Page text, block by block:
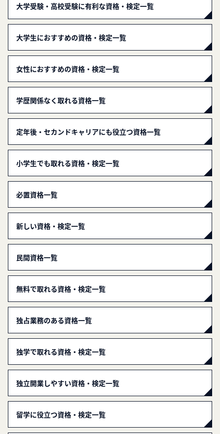
大学受験・高校受験に有利な資格・検定一覧
大学生におすすめの資格・検定一覧
女性におすすめの資格・検定一覧
学歴関係なく取れる資格一覧
定年後・セカンドキャリアにも役立つ資格一覧
小学生でも取れる資格・検定一覧
必置資格一覧
新しい資格・検定一覧
民間資格一覧
無料で取れる資格・検定一覧
独占業務のある資格一覧
独学で取れる資格・検定一覧
独立開業しやすい資格・検定一覧
留学に役立つ資格・検定一覧